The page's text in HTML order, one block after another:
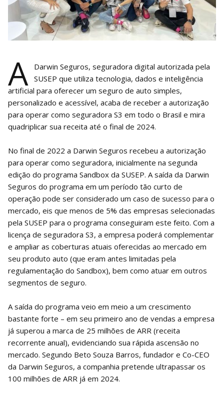
A
Darwin Seguros, seguradora digital autorizada pela
SUSEP que utiliza tecnologia, dados e inteligência
artificial para oferecer um seguro de auto simples,
personalizado e acessível, acaba de receber a autorização
para operar como seguradora S3 em todo o Brasil e mira
quadriplicar sua receita até o final de 2024.
No final de 2022 a Darwin Seguros recebeu a autorização
para operar como seguradora, inicialmente na segunda
edição do programa Sandbox da SUSEP. A saída da Darwin
Seguros do programa em um período tão curto de
operação pode ser considerado um caso de sucesso para o
mercado, eis que menos de 5% das empresas selecionadas
pela SUSEP para o programa conseguiram este feito. Com a
licença de seguradora S3, a empresa poderá complementar
e ampliar as coberturas atuais oferecidas ao mercado em
seu produto auto (que eram antes limitadas pela
regulamentação do Sandbox), bem como atuar em outros
segmentos de seguro.
A saída do programa veio em meio a um crescimento
bastante forte – em seu primeiro ano de vendas a empresa
já superou a marca de 25 milhões de ARR (receita
recorrente anual), evidenciando sua rápida ascensão no
mercado. Segundo Beto Souza Barros, fundador e Co-CEO
da Darwin Seguros, a companhia pretende ultrapassar os
100 milhões de ARR já em 2024.